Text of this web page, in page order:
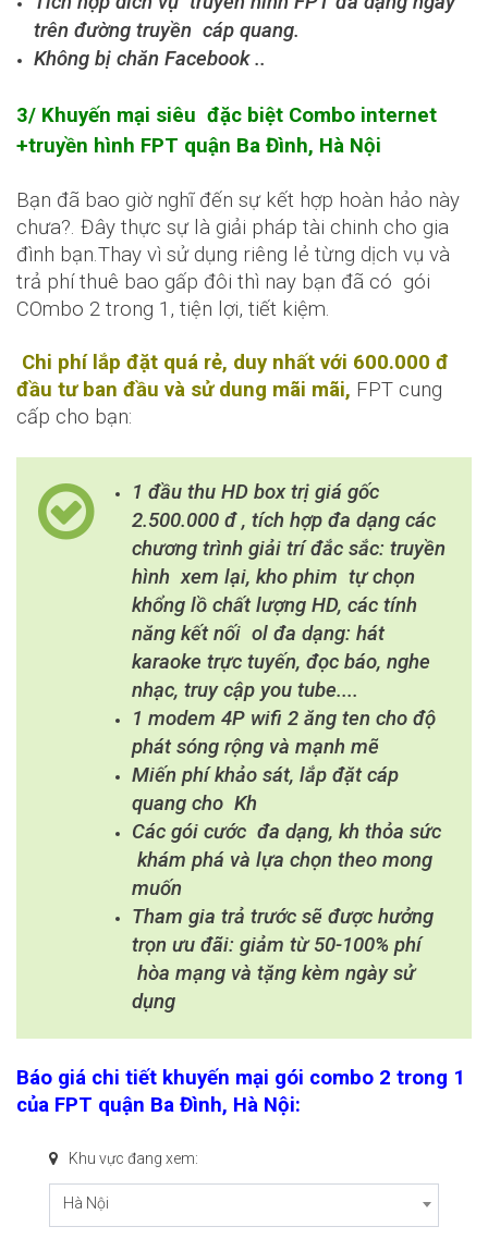
trên đường truyền cáp quang.
Không bị chăn Facebook ..
3/ Khuyến mại siêu đặc biệt Combo internet
+truyền hình FPT quận Ba Đình, Hà Nội
Bạn đã bao giờ nghĩ đến sự kết hợp hoàn hảo này
chưa?. Đây thực sự là giải pháp tài chinh cho gia
đình bạn.Thay vì sử dụng riêng lẻ từng dịch vụ và
trả phí thuê bao gấp đôi thì nay bạn đã có gói
COmbo 2 trong 1, tiện lợi, tiết kiệm.
Chi phí lắp đặt quá rẻ, duy nhất với 600.000 đ
đầu tư ban đầu và sử dung mãi mãi, FPT cung
cấp cho bạn:
1 đầu thu HD box trị giá gốc
2.500.000 đ , tích hợp đa dạng các
chương trình giải trí đắc sắc: truyền
hình xem lại, kho phim tự chọn
khổng lồ chất lượng HD, các tính
năng kết nối ol đa dạng: hát
karaoke trực tuyến, đọc báo, nghe
nhạc, truy cập you tube....
1 modem 4P wifi 2 ăng ten cho độ
phát sóng rộng và mạnh mẽ
Miến phí khảo sát, lắp đặt cáp
quang cho Kh
Các gói cước đa dạng, kh thỏa sức
khám phá và lựa chọn theo mong
muốn
Tham gia trả trước sẽ được hưởng
trọn ưu đãi: giảm từ 50-100% phí
hòa mạng và tặng kèm ngày sử
dụng
Báo giá chi tiết khuyến mại gói combo 2 trong 1
của FPT quận Ba Đình, Hà Nội:
Khu vực đang xem:
Hà Nội